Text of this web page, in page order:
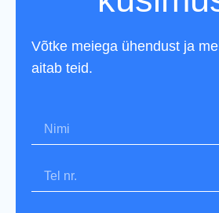
Võtke meiega ühendust ja
aitab teid.